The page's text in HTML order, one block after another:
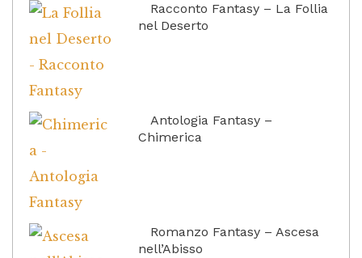
Racconto Fantasy – La Follia
nel Deserto
Antologia Fantasy –
Chimerica
Romanzo Fantasy – Ascesa
nell’Abisso